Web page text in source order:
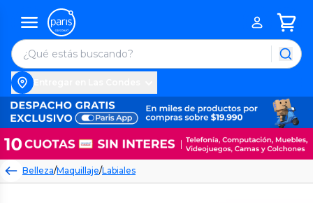
Belleza/Maquillaje/Labiales